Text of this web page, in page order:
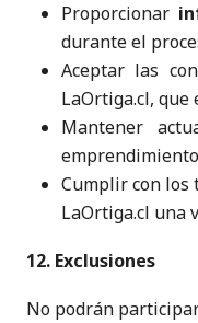
Proporcionar
durante el
Aceptar las
LaOrtiga.cl,
Mantener
Cumplir con los
LaOrtiga.cl una
12. Exclusiones
No podrán